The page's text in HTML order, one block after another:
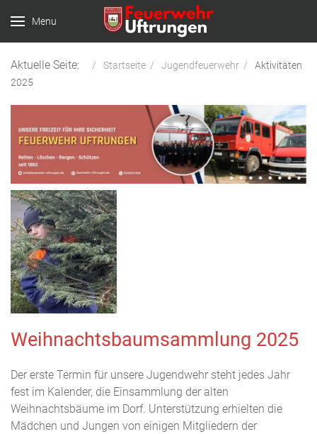
Menu
Aktuelle Seite: Startseite Jugendfeuerwehr
Aktivitäten
2025
Weihnachtsbaumsammlung 2025
Der erste Termin für unsere Jugendwehr steht jedes Jahr
fest im Kalender, die Einsammlung der alten
Weihnachtsbäume im Dorf. Unterstützung erhielten die
Mädchen und Jungen von einigen Mitgliedern der